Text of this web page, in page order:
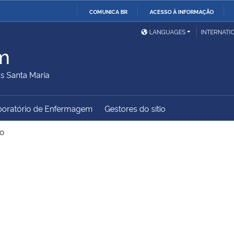
COMUNICA BR ACESSO À INFORMAÇÃO
Ministério da Defesa
Ministério das Relações
Exteriores
Ministério do
Controladoria-Geral da
LANGUAGES
Santa Maria
de Enfermagem Gestores do sítio